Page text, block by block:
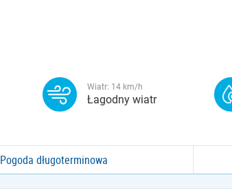
Wiatr: 14 km/h
Łagodny wiatr
Pogoda długoterminowa